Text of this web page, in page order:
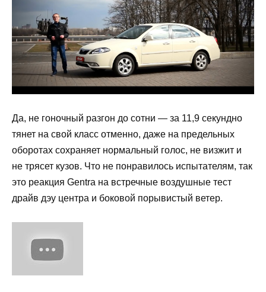
Да, не гоночный разгон до сотни — за 11,9 секундно
тянет на свой класс отменно, даже на предельных
оборотах сохраняет нормальный голос, не визжит и
не трясет кузов. Что не понравилось испытателям, так
это реакция Gentra на встречные воздушные тест
драйв дэу центра и боковой порывистый ветер.